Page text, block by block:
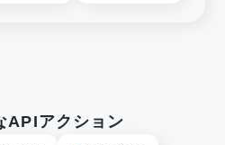
APIアクション